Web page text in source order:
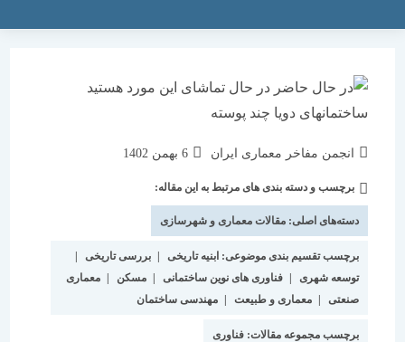
انجمن مفاخر معماری ایران
نوشته
شده
است:
6 بهمن 1402
برچسب و دسته بندی های مرتبط به این مقاله:
دسته‌های اصلی:مقالات معماری و شهرسازی
برچسب تقسیم بندی موضوعی:ابنیه تاریخی | بررسی تاریخی |
توسعه شهری | فناوری های نوین ساختمانی | مسکن | معماری
| معماری و طبیعت | مهندسی ساختمان
برچسب مجموعه مقالات:فناوری